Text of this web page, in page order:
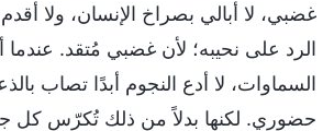
غضبي، لا أبالي بصراخ الإنسان، ولا
الرد على نحيبه؛ لأن غضبي مُتقد.
السماوات، لا أدع النجوم أبدًا تصاب
حضوري. لكنها بدلاً من ذلك تُكرّس كل